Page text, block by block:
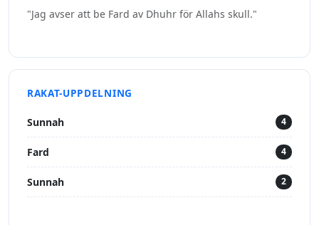
"Jag avser att be Fard av Dhuhr för Allahs skull."
RAKAT-UPPDELNING
Sunnah 4
Fard 4
Sunnah 2